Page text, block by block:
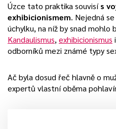
Úzce tato praktika souvisís
exhibicionismem. Nejedná
úchylku, na níž by snad
Kandaulismus, exhibicionismus i
odborníků mezi známé typy
Ač byla dosud řeč hlavně o
expertů vlastní oběma